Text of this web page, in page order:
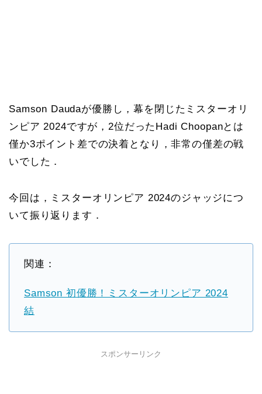
Samson Daudaが優勝し，幕を閉じたミスターオリ
ンピア 2024ですが，2位だったHadi Choopanとは
僅か3ポイント差での決着となり，非常の僅差の戦
いでした．
今回は，ミスターオリンピア 2024のジャッジにつ
いて振り返ります．
関連：
Samson 初優勝！ミスターオリンピア 2024
結
スポンサーリンク